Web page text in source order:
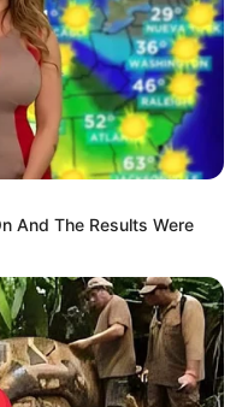
And The Results Were